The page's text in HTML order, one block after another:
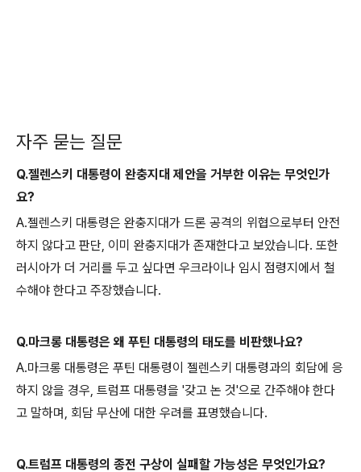
자주 묻는 질문
Q.젤렌스키 대통령이 완충지대 제안을 거부한 이유는 무엇인가
요?
A.젤렌스키 대통령은 완충지대가 드론 공격의 위협으로부터 안전
하지 않다고 판단, 이미 완충지대가 존재한다고 보았습니다. 또한
러시아가 더 거리를 두고 싶다면 우크라이나 임시 점령지에서 철
수해야 한다고 주장했습니다.
Q.마크롱 대통령은 왜 푸틴 대통령의 태도를 비판했나요?
A.마크롱 대통령은 푸틴 대통령이 젤렌스키 대통령과의 회담에 응
하지 않을 경우, 트럼프 대통령을 '갖고 논 것'으로 간주해야 한다
고 말하며, 회담 무산에 대한 우려를 표명했습니다.
Q.트럼프 대통령의 종전 구상이 실패할 가능성은 무엇인가요?